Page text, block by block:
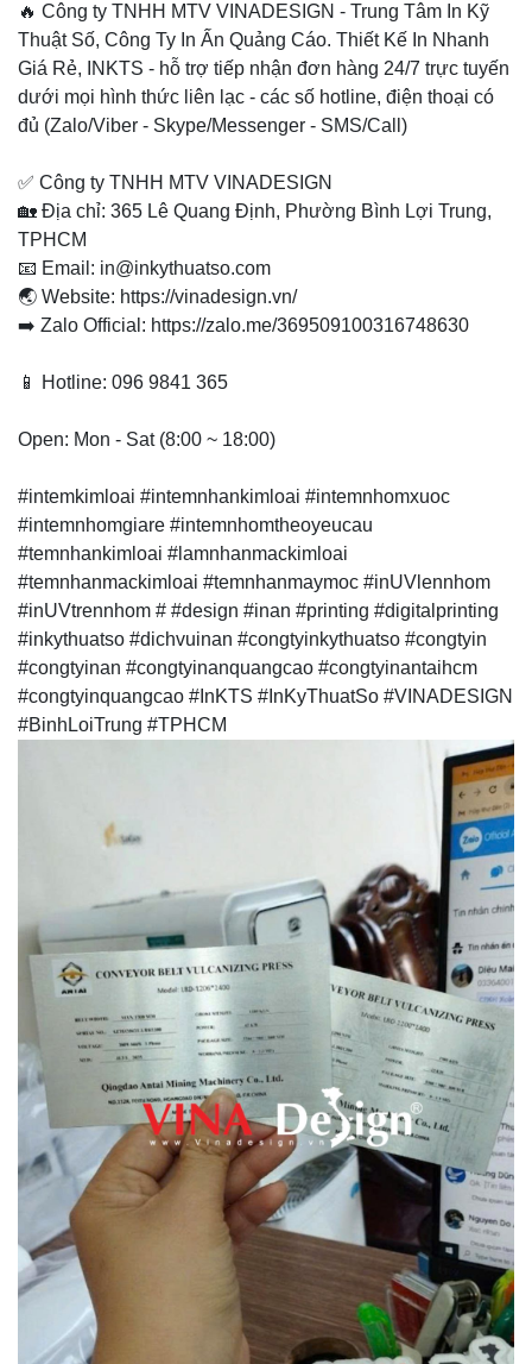
🔥 Công ty TNHH MTV VINADESIGN - Trung Tâm In Kỹ
Thuật Số, Công Ty In Ấn Quảng Cáo. Thiết Kế In Nhanh
Giá Rẻ, INKTS - hỗ trợ tiếp nhận đơn hàng 24/7 trực tuyến
dưới mọi hình thức liên lạc - các số hotline, điện thoại có
đủ (Zalo/Viber - Skype/Messenger - SMS/Call)
✅ Công ty TNHH MTV VINADESIGN
🏡 Địa chỉ: 365 Lê Quang Định, Phường Bình Lợi Trung,
TPHCM
📧 Email: in@inkythuatso.com
🌏 Website: https://vinadesign.vn/
➡️ Zalo Official: https://zalo.me/369509100316748630
📱 Hotline: 096 9841 365
Open: Mon - Sat (8:00 ~ 18:00)
#intemkimloai #intemnhankimloai #intemnhomxuoc
#intemnhomgiare #intemnhomtheoyeucau
#temnhankimloai #lamnhanmackimloai
#temnhanmackimloai #temnhanmaymoc #inUVlennhom
#inUVtrennhom # #design #inan #printing #digitalprinting
#inkythuatso #dichvuinan #congtyinkythuatso #congtyin
#congtyinan #congtyinanquangcao #congtyinantaihcm
#congtyinquangcao #InKTS #InKyThuatSo #VINADESIGN
#BinhLoiTrung #TPHCM